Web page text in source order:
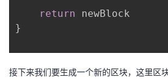
return
}
接下来我们要生成一个新的区块，这里区